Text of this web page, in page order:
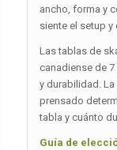
ancho, forma y
siente el setup
Las tablas de
canadiense de
y durabilidad.
prensado
tabla y cuánto
Guía de